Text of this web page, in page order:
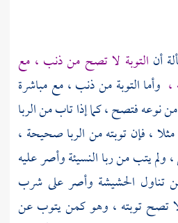
أن التوبة لا تصح من ذنب ، مع
وأما التوبة من ذنب ، مع مباشرة
نوعه فتصح ، كما إذا تاب من الربا
، فإن توبته من الربا صحيحة ،
ولم يتب من ربا النسيئة وأصر عليه
تناول الحشيشة وأصر على شرب
تصح توبته ، وهو كمن يتوب عن